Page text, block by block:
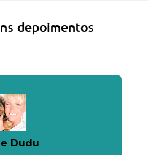
depoimentos
Dudu